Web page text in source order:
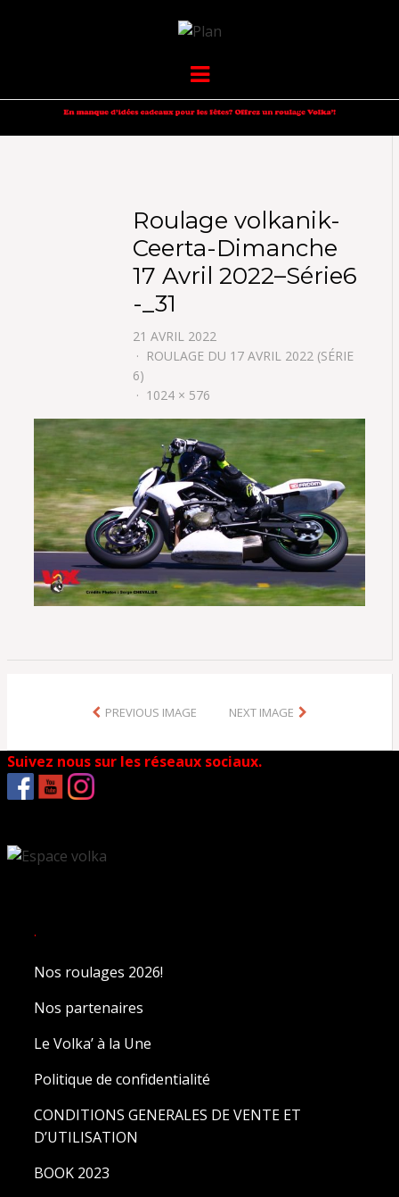
VOLKANIK-
ENDURANCE
Menu
Roulage volkanik-
Ceerta-Dimanche
17 Avril 2022–Série6
-_31
21 AVRIL 2022
ROULAGE DU 17 AVRIL 2022 (SÉRIE
6)
1024 × 576
PREVIOUS IMAGE NEXT IMAGE
Suivez nous sur les réseaux sociaux.
.
Nos roulages 2026!
Nos partenaires
Le Volka’ à la Une
Politique de confidentialité
CONDITIONS GENERALES DE VENTE ET
D’UTILISATION
BOOK 2023